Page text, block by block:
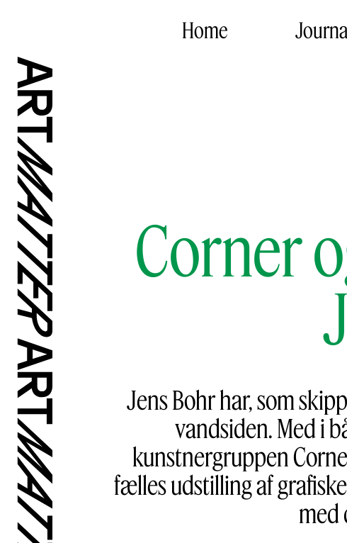
Home
Corner
Jens Bohr har, som
vandsiden. Med i
kunstnergruppen
fælles udstilling af
med